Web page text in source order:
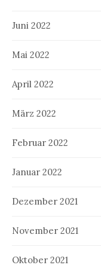
Juni 2022
Mai 2022
April 2022
März 2022
Februar 2022
Januar 2022
Dezember 2021
November 2021
Oktober 2021